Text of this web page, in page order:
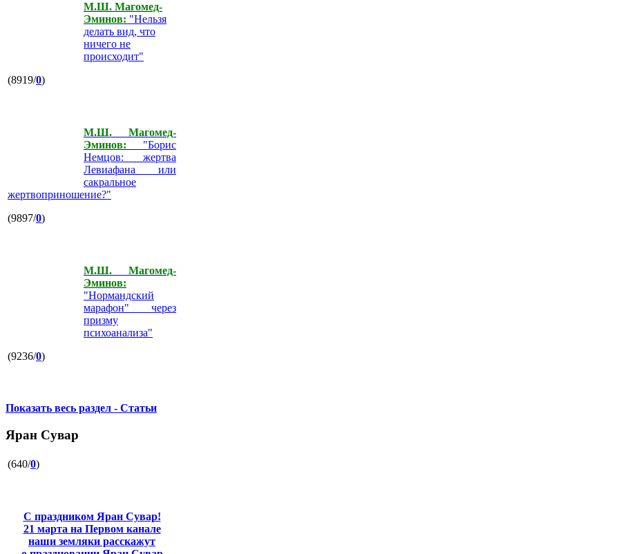
М.Ш. Магомед-
Эминов: "Нельзя
делать вид, что
ничего не
происходит"
(8919/0)
М.Ш. Магомед-
Эминов: "Борис
Немцов: жертва
Левиафана или
сакральное
жертвоприношение?"
(9897/0)
М.Ш. Магомед-
Эминов:
"Нормандский
марафон" через
призму
психоанализа"
(9236/0)
Показать весь раздел - Статьи
Яран Сувар
(640/0)
С праздником Яран Сувар!
21 марта на Первом канале
наши земляки расскажут